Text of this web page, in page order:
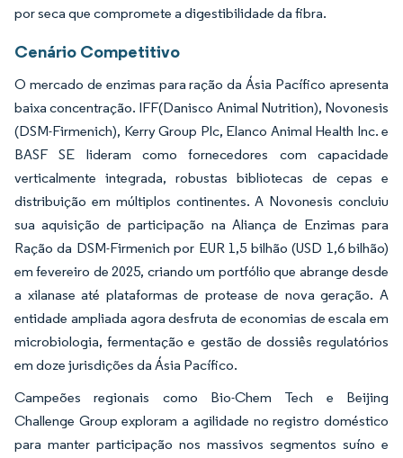
por seca que compromete a digestibilidade da fibra.
Cenário Competitivo
O mercado de enzimas para ração da Ásia Pacífico apresenta
baixa concentração. IFF(Danisco Animal Nutrition), Novonesis
(DSM-Firmenich), Kerry Group Plc, Elanco Animal Health Inc. e
BASF SE lideram como fornecedores com capacidade
verticalmente integrada, robustas bibliotecas de cepas e
distribuição em múltiplos continentes. A Novonesis concluiu
sua aquisição de participação na Aliança de Enzimas para
Ração da DSM-Firmenich por EUR 1,5 bilhão (USD 1,6 bilhão)
em fevereiro de 2025, criando um portfólio que abrange desde
a xilanase até plataformas de protease de nova geração. A
entidade ampliada agora desfruta de economias de escala em
microbiologia, fermentação e gestão de dossiês regulatórios
em doze jurisdições da Ásia Pacífico.
Campeões regionais como Bio-Chem Tech e Beijing
Challenge Group exploram a agilidade no registro doméstico
para manter participação nos massivos segmentos suíno e